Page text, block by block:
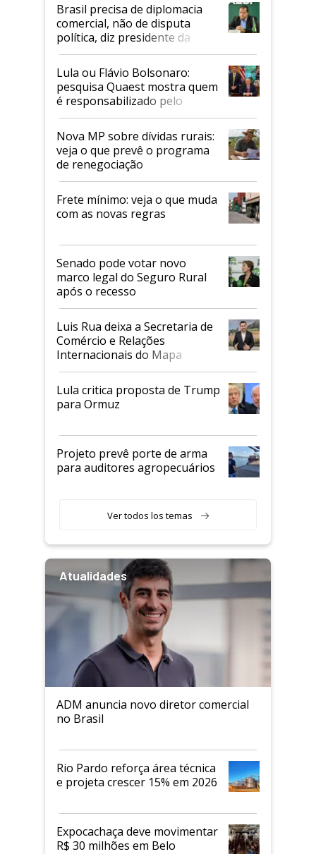
Brasil precisa de diplomacia
comercial, não de disputa
política, diz presidente da
Faesp
Lula ou Flávio Bolsonaro:
pesquisa Quaest mostra quem
é responsabilizado pelo
tarifaço dos EUA
Nova MP sobre dívidas rurais:
veja o que prevê o programa
de renegociação
Frete mínimo: veja o que muda
com as novas regras
Senado pode votar novo
marco legal do Seguro Rural
após o recesso
Luis Rua deixa a Secretaria de
Comércio e Relações
Internacionais do Mapa
Lula critica proposta de Trump
para Ormuz
Projeto prevê porte de arma
para auditores agropecuários
Ver todos los temas
Atualidades
ADM anuncia novo diretor comercial
no Brasil
Rio Pardo reforça área técnica
e projeta crescer 15% em 2026
Expocachaça deve movimentar
R$ 30 milhões em Belo